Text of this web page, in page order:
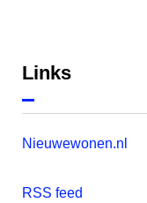
Links
Nieuwewonen.nl
RSS feed